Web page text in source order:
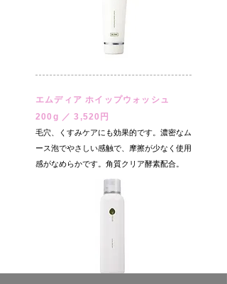
エムディア ホイップウォッシュ
200g ／ 3,520円
毛穴、くすみケアにも効果的です。濃密なム
ース泡でやさしい感触で、摩擦が少なく使用
感がなめらかです。角質クリア酵素配合。